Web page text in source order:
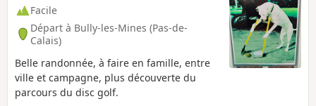
Facile
Départ à Bully-les-Mines (Pas-de-
Calais)
Belle randonnée, à faire en famille, entre
ville et campagne, plus découverte du
parcours du disc golf.